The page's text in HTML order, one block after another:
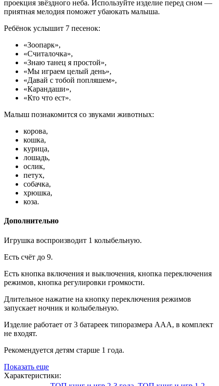
проекция звёздного неба. Используйте изделие перед сном —
приятная мелодия поможет убаюкать малыша.
Ребёнок услышит 7 песенок:
«Зоопарк»,
«Считалочка»,
«Знаю танец я простой»,
«Мы играем целый день»,
«Давай с тобой попляшем»,
«Карандаши»,
«Кто что ест».
Малыш познакомится со звуками животных:
корова,
кошка,
курица,
лошадь,
ослик,
петух,
собачка,
хрюшка,
коза.
Дополнительно
Игрушка воспроизводит 1 колыбельную.
Есть счёт до 9.
Есть кнопка включения и выключения, кнопка переключения
режимов, кнопка регулировки громкости.
Длительное нажатие на кнопку переключения режимов
запускает ночник и колыбельную.
Изделие работает от 3 батареек типоразмера AAA, в комплект
не входят.
Рекомендуется детям старше 1 года.
Показать еще
Характеристики: